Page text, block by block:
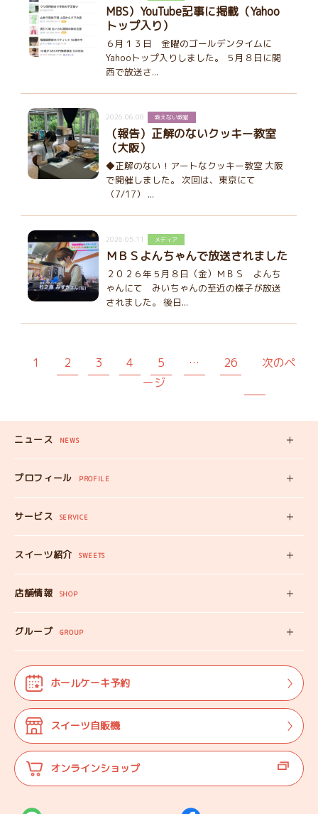
MBS）YouTube記事に掲載（Yahoo
トップ入り）
６月１３日 金曜のゴールデンタイムに
Yahooトップ入りしました。 ５月８日に関
西で放送さ...
2026.06.08 教えない教室
（報告）正解のないクッキー教室
（大阪）
◆正解のない！アートなクッキー教室 大阪
で開催しました。 次回は、東京にて
（7/17） ...
2026.05.11 メディア
ＭＢＳよんちゃんで放送されました
２０２６年５月８日（金）ＭＢＳ よんち
ゃんにて みいちゃんの至近の様子が放送
されました。 後日...
1 2 3 4 5 … 26
次のペ
ージ
ホールケーキ予約
スイーツ自販機
オンラインショップ
ニュース NEWS
新着記事
プロフィール PROFILE
みいちゃんのプロフィール
みいちゃんママの
サービス SERVICE
スイーツ自販機
工房見学
みいちゃんのSDGS
お仕事体験
よくある質問
スイーツ紹介 SWEETS
みいちゃんのスイーツ
オンラインショップ
店舗情報 SHOP
店舗情報
マップ
法人･団体様向け
ご案内
代表プロフィール
登壇実績
グループ GROUP
株式会社TANEBI
Shining Children
自分探しを